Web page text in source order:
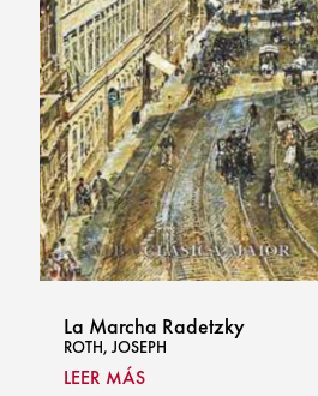
La Marcha Radetzky
ROTH, JOSEPH
LEER MÁS